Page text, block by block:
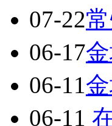
07-22
06-17
06-11
06-11